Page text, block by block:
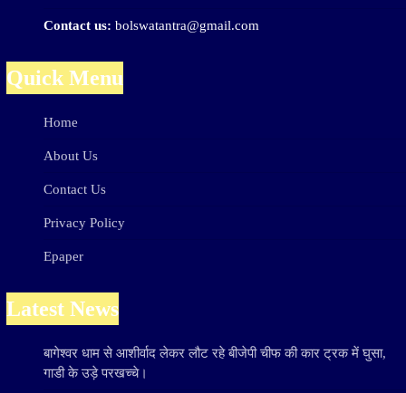
Contact us: bolswatantra@gmail.com
Quick Menu
Home
About Us
Contact Us
Privacy Policy
Epaper
Latest News
बागेश्वर धाम से आशीर्वाद लेकर लौट रहे बीजेपी चीफ की कार ट्रक में घुसा,
गाडी के उड़े परखच्चे।